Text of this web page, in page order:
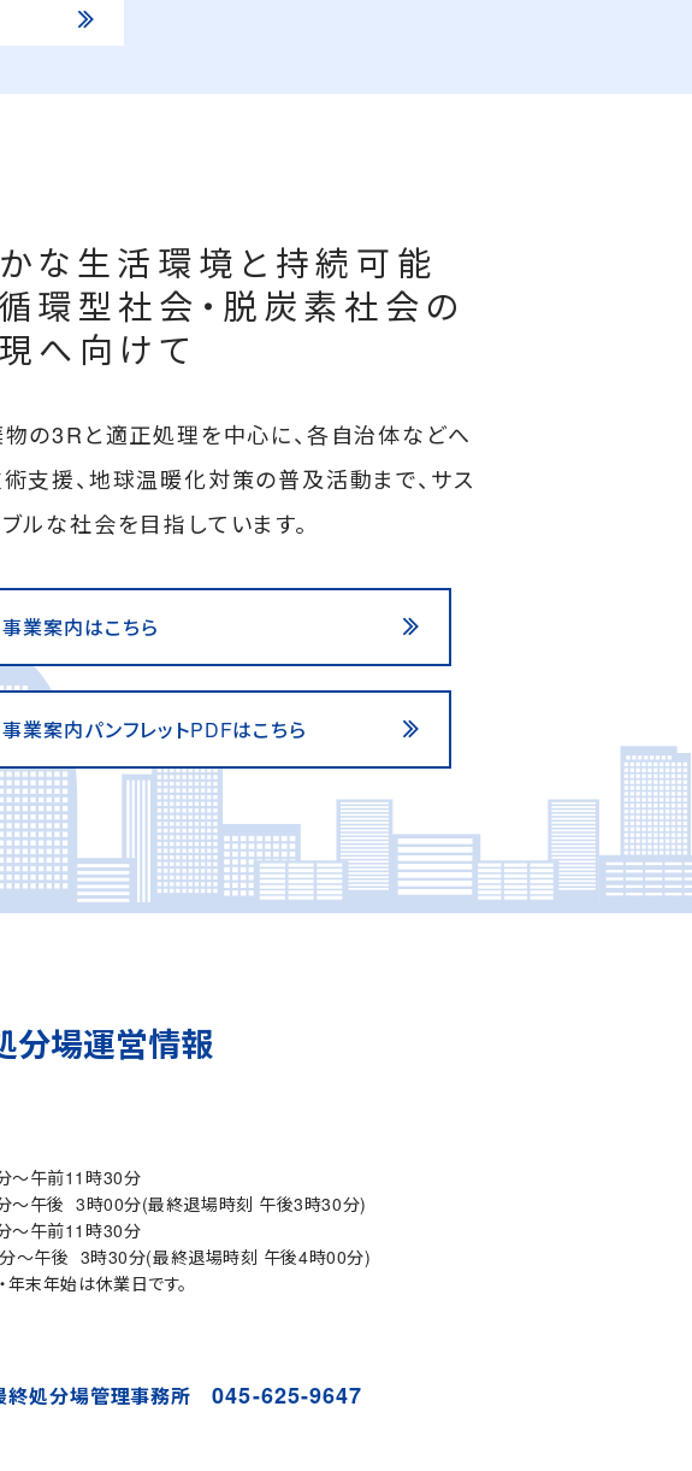
な生活環境と持続可能
環型社会・脱炭素社会の
へ向けて
の3Rと適正処理を中心に、各⾃治体などへ
⽀援、地球温暖化対策の普及活動まで、サス
ルな社会を⽬指しています。
事業案内はこちら
事業案内パンフレットPDFはこちら
分場運営情報
～午前11時30分
午後 3時00分(最終退場時刻 午後3時30分)
～午前11時30分
午後 3時30分(最終退場時刻 午後4時00分)
年末年始は休業日です。
終処分場管理事務所045-625-9647